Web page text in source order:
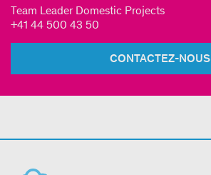
Team Leader Domestic Projects
+41 44 500 43 50
CONTACTEZ-NOUS